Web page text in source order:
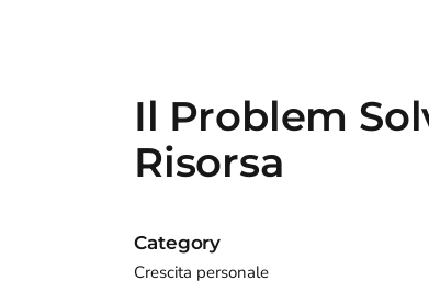
Il Problem
Risorsa
Category
Crescita personale